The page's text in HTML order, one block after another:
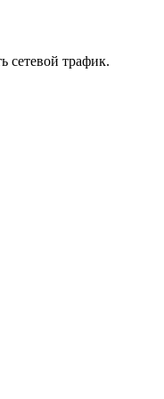
сетевой трафик.